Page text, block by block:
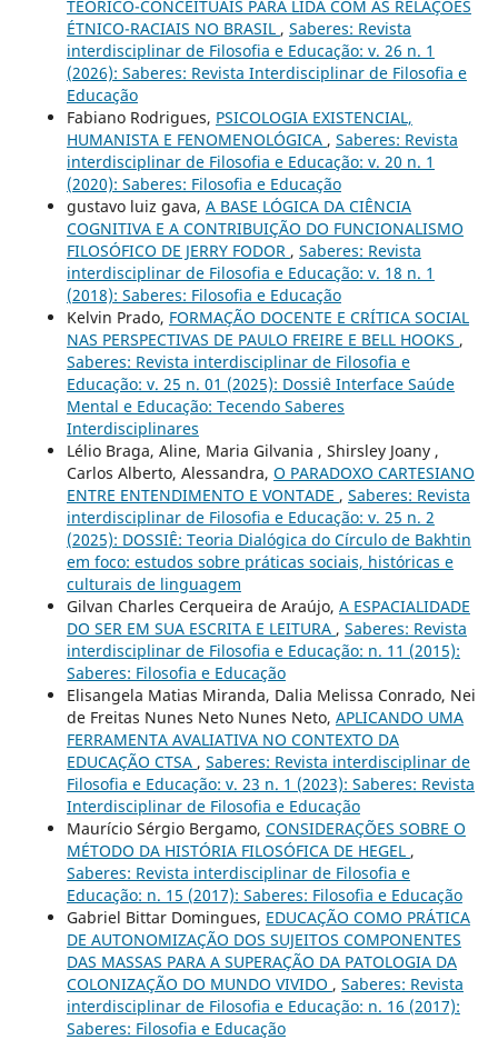
TEÓRICO-CONCEITUAIS PARA LIDA COM AS RELAÇÕES
ÉTNICO-RACIAIS NO BRASIL , Saberes: Revista
interdisciplinar de Filosofia e Educação: v. 26 n. 1
(2026): Saberes: Revista Interdisciplinar de Filosofia e
Educação
Fabiano Rodrigues, PSICOLOGIA EXISTENCIAL,
HUMANISTA E FENOMENOLÓGICA , Saberes: Revista
interdisciplinar de Filosofia e Educação: v. 20 n. 1
(2020): Saberes: Filosofia e Educação
gustavo luiz gava, A BASE LÓGICA DA CIÊNCIA
COGNITIVA E A CONTRIBUIÇÃO DO FUNCIONALISMO
FILOSÓFICO DE JERRY FODOR , Saberes: Revista
interdisciplinar de Filosofia e Educação: v. 18 n. 1
(2018): Saberes: Filosofia e Educação
Kelvin Prado, FORMAÇÃO DOCENTE E CRÍTICA SOCIAL
NAS PERSPECTIVAS DE PAULO FREIRE E BELL HOOKS ,
Saberes: Revista interdisciplinar de Filosofia e
Educação: v. 25 n. 01 (2025): Dossiê Interface Saúde
Mental e Educação: Tecendo Saberes
Interdisciplinares
Lélio Braga, Aline, Maria Gilvania , Shirsley Joany ,
Carlos Alberto, Alessandra, O PARADOXO CARTESIANO
ENTRE ENTENDIMENTO E VONTADE , Saberes: Revista
interdisciplinar de Filosofia e Educação: v. 25 n. 2
(2025): DOSSIÊ: Teoria Dialógica do Círculo de Bakhtin
em foco: estudos sobre práticas sociais, históricas e
culturais de linguagem
Gilvan Charles Cerqueira de Araújo, A ESPACIALIDADE
DO SER EM SUA ESCRITA E LEITURA , Saberes: Revista
interdisciplinar de Filosofia e Educação: n. 11 (2015):
Saberes: Filosofia e Educação
Elisangela Matias Miranda, Dalia Melissa Conrado, Nei
de Freitas Nunes Neto Nunes Neto, APLICANDO UMA
FERRAMENTA AVALIATIVA NO CONTEXTO DA
EDUCAÇÃO CTSA , Saberes: Revista interdisciplinar de
Filosofia e Educação: v. 23 n. 1 (2023): Saberes: Revista
Interdisciplinar de Filosofia e Educação
Maurício Sérgio Bergamo, CONSIDERAÇÕES SOBRE O
MÉTODO DA HISTÓRIA FILOSÓFICA DE HEGEL ,
Saberes: Revista interdisciplinar de Filosofia e
Educação: n. 15 (2017): Saberes: Filosofia e Educação
Gabriel Bittar Domingues, EDUCAÇÃO COMO PRÁTICA
DE AUTONOMIZAÇÃO DOS SUJEITOS COMPONENTES
DAS MASSAS PARA A SUPERAÇÃO DA PATOLOGIA DA
COLONIZAÇÃO DO MUNDO VIVIDO , Saberes: Revista
interdisciplinar de Filosofia e Educação: n. 16 (2017):
Saberes: Filosofia e Educação